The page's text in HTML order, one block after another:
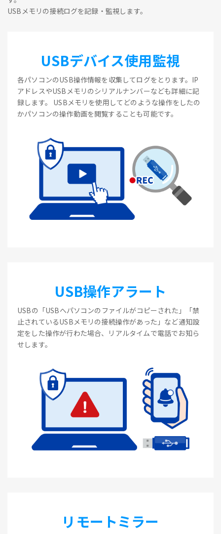
USBメモリの接続ログを記録・監視します。
USBデバイス使用監視
各パソコンのUSB操作情報を収集してログをとります。IP
アドレスやUSBメモリのシリアルナンバーなども詳細に記
録します。 USBメモリを使用してどのような操作をしたの
かパソコンの操作動画を閲覧することも可能です。
USB操作アラート
USBの「USBへパソコンのファイルがコピーされた」「禁
止されているUSBメモリの接続操作があった」など通知設
定をした操作が行わた場合、リアルタイムで電話でお知ら
せします。
リモートミラー